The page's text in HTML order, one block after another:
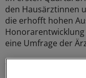
den Hausärztinnen
die erhofft hohen
eine Umfrage der
22.07.2026